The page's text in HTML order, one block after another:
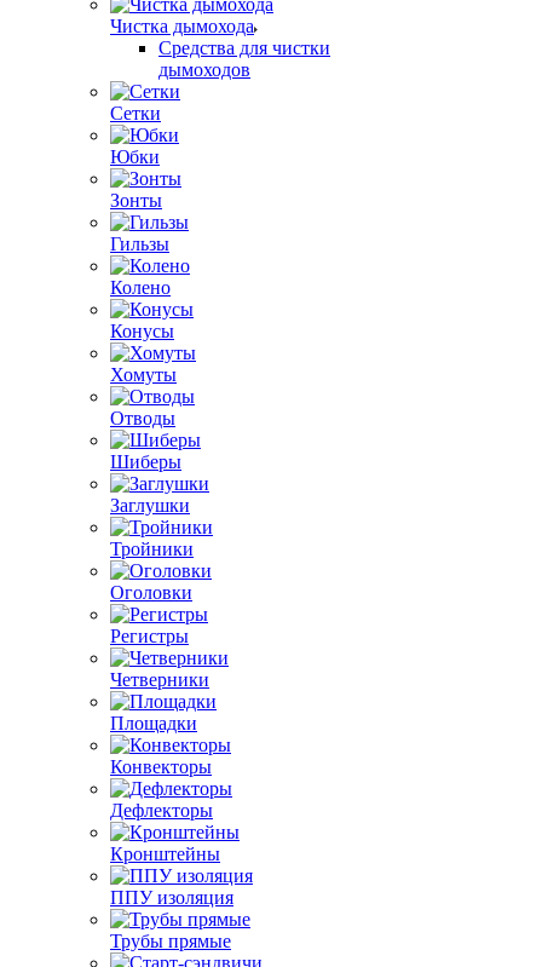
Чистка дымохода
Средства для чистки
дымоходов
Сетки
Юбки
Зонты
Гильзы
Колено
Конусы
Хомуты
Отводы
Шиберы
Заглушки
Тройники
Оголовки
Регистры
Четверники
Площадки
Конвекторы
Дефлекторы
Кронштейны
ППУ изоляция
Трубы прямые